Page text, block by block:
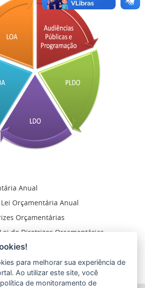
Anual
Orçamentária Anual
Orçamentárias
de Diretrizes Orçamentárias
,público
para melhorar sua experiência de
Ao utilizar este site, você
de monitoramento de